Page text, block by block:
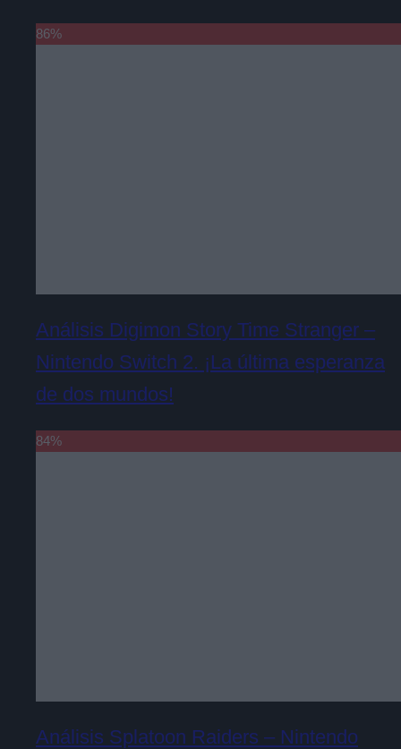
86%
Análisis Digimon Story Time Stranger –
Nintendo Switch 2. ¡La última esperanza
de dos mundos!
84%
Análisis Splatoon Raiders – Nintendo